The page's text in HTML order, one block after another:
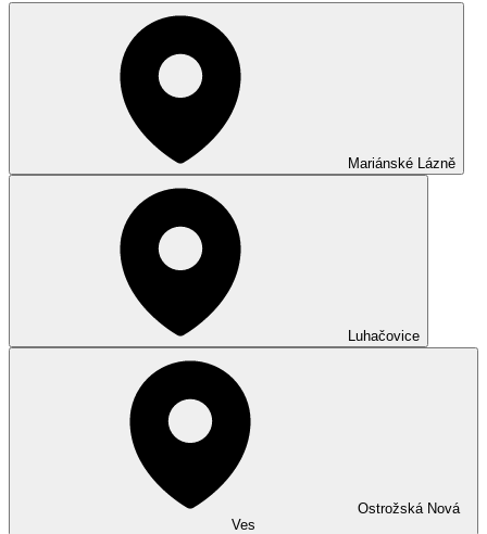
Mariánské Lázně
Luhačovice
Ostrožská Nová
Ves